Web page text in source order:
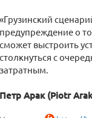
«Грузинский
предупреждение о
сможет выстроить
столкнуться с
затратным.
Петр Арак (Piotr